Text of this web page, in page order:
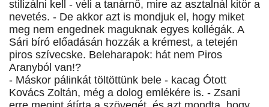
stilizálni kell - véli a tanárnő, mire az asztalnál kitör a
nevetés. - De akkor azt is mondjuk el, hogy miket
meg nem engednek maguknak egyes kollégák. A
Sári bíró előadásán hozzák a krémest, a tetején
piros szívecske. Beleharapok: hát nem Piros
Aranyból van!?
- Máskor pálinkát töltöttünk bele - kacag Ótott
Kovács Zoltán, még a dolog emlékére is. - Zsani